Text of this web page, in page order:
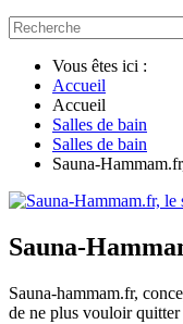
Vous êtes ici :
Accueil
Accueil
Salles de bain
Salles de bain
Sauna-
Sauna-
Sauna-hammam.fr,
de ne plus vouloir